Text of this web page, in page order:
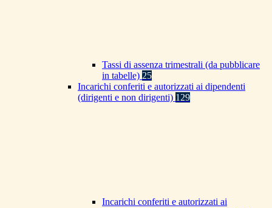
Tassi di assenza trimestrali (da pubblicare
in tabelle) 25
Incarichi conferiti e autorizzati ai dipendenti
(dirigenti e non dirigenti) 129
Incarichi conferiti e autorizzati ai